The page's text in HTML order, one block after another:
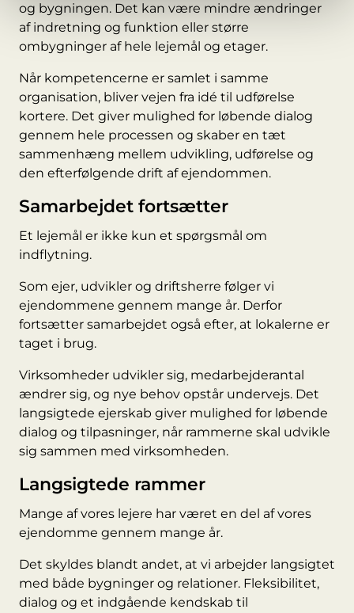
og bygningen. Det kan være mindre ændringer
af indretning og funktion eller større
ombygninger af hele lejemål og etager.
Når kompetencerne er samlet i samme
organisation, bliver vejen fra idé til udførelse
kortere. Det giver mulighed for løbende dialog
gennem hele processen og skaber en tæt
sammenhæng mellem udvikling, udførelse og
den efterfølgende drift af ejendommen.
Samarbejdet fortsætter
Et lejemål er ikke kun et spørgsmål om
indflytning.
Som ejer, udvikler og driftsherre følger vi
ejendommene gennem mange år. Derfor
fortsætter samarbejdet også efter, at lokalerne er
taget i brug.
Virksomheder udvikler sig, medarbejderantal
ændrer sig, og nye behov opstår undervejs. Det
langsigtede ejerskab giver mulighed for løbende
dialog og tilpasninger, når rammerne skal udvikle
sig sammen med virksomheden.
Langsigtede rammer
Mange af vores lejere har været en del af vores
ejendomme gennem mange år.
Det skyldes blandt andet, at vi arbejder langsigtet
med både bygninger og relationer. Fleksibilitet,
dialog og et indgående kendskab til